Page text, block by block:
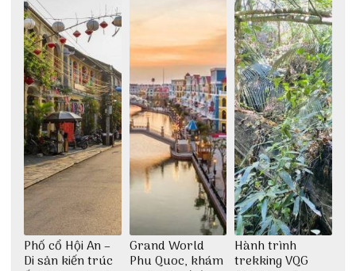
Phố cổ Hội An –
Di sản kiến trúc
Grand World
Phu Quoc, khám
Hành trình
trekking VQG